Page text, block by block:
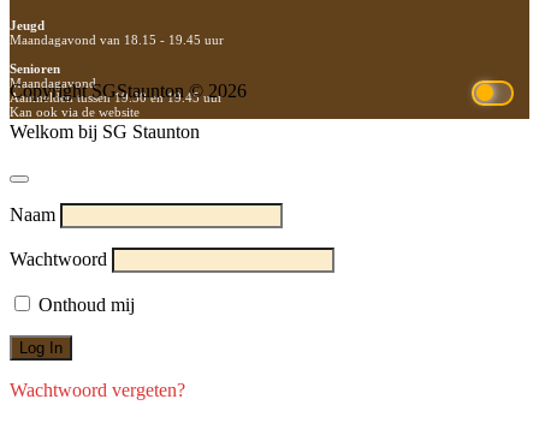
Jeugd
Maandagavond van 18.15 - 19.45 uur
Senioren
Maandagavond
Aanmelden tussen 19.30 en 19.45 uur
Kan ook via de website
Copyright SGStaunton © 2026
Welkom bij SG Staunton
Naam
Wachtwoord
Onthoud mij
Wachtwoord vergeten?